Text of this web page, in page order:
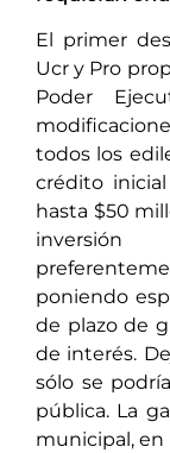
El primer
Ucr y Pro
Poder
todos los
crédito
hasta $50
inversión
poniendo
de plazo de
de interés.
sólo se
pública. La
municipal,